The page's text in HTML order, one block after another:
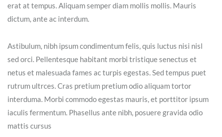
erat at tempus. Aliquam semper diam mollis mollis. Mauris
dictum, ante ac interdum.
Astibulum, nibh ipsum condimentum felis, quis luctus nisi nisl
sed orci. Pellentesque habitant morbi tristique senectus et
netus et malesuada fames ac turpis egestas. Sed tempus puet
rutrum ultrces. Cras pretium pretium odio aliquam tortor
interduma. Morbi commodo egestas mauris, et porttitor ipsum
iaculis fermentum. Phasellus ante nibh, posuere gravida odio
mattis cursus